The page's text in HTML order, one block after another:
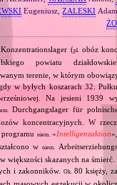
Eugeniusz,ZALESKI
Konzentrationslager (pl. obóz
powiatu
terenie, w którym
w byłych koszarach 32.
Na jesieni 1939
Durchgangslager für
koncentracyjnych. W
niem. «Intelligenzaktion
wniem.
większości skazanych na
i zakonników.
Ok. 80 księży,